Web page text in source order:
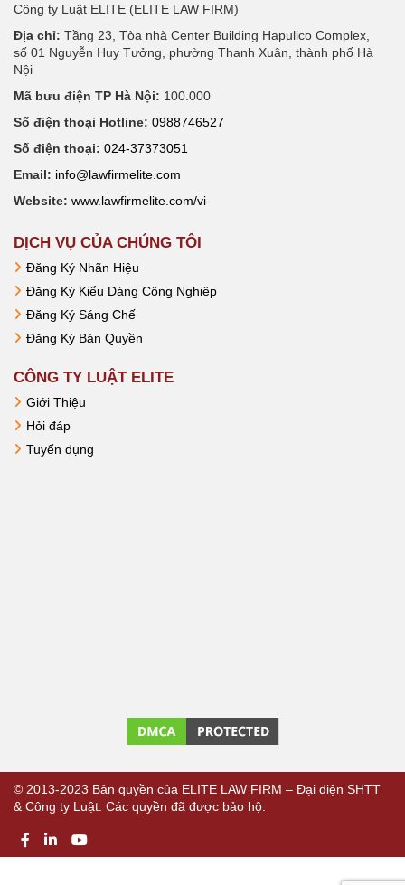
Công ty Luật ELITE (ELITE LAW FIRM)
Địa chỉ: Tầng 23, Tòa nhà Center Building Hapulico Complex,
số 01 Nguyễn Huy Tưởng, phường Thanh Xuân, thành phố Hà
Nội
Mã bưu điện TP Hà Nội: 100.000
Số điện thoại Hotline: 0988746527
Số điện thoại: 024-37373051
Email: info@lawfirmelite.com
Website: www.lawfirmelite.com/vi
DỊCH VỤ CỦA CHÚNG TÔI
Đăng Ký Nhãn Hiệu
Đăng Ký Kiểu Dáng Công Nghiệp
Đăng Ký Sáng Chế
Đăng Ký Bản Quyền
CÔNG TY LUẬT ELITE
Giới Thiệu
Hỏi đáp
Tuyển dụng
© 2013-2023 Bản quyền của ELITE LAW FIRM – Đại diện SHTT
& Công ty Luật. Các quyền đã được bảo hộ.